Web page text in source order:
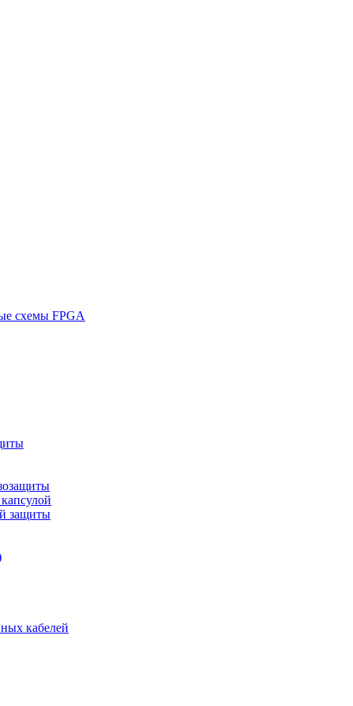
схемы FPGA
защиты
кабелей